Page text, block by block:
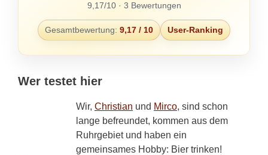
9,17/10 · 3 Bewertungen
Gesamtbewertung: 9,17 / 10 User-Ranking
Wer testet hier
Wir, Christian und Mirco, sind schon
lange befreundet, kommen aus dem
Ruhrgebiet und haben ein
gemeinsames Hobby: Bier trinken!